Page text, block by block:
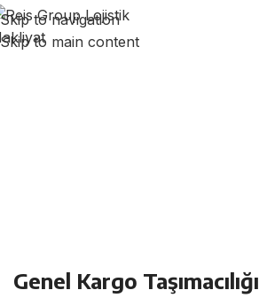
Skip to navigation
Skip to main content
Genel Kargo Taşımacılığı